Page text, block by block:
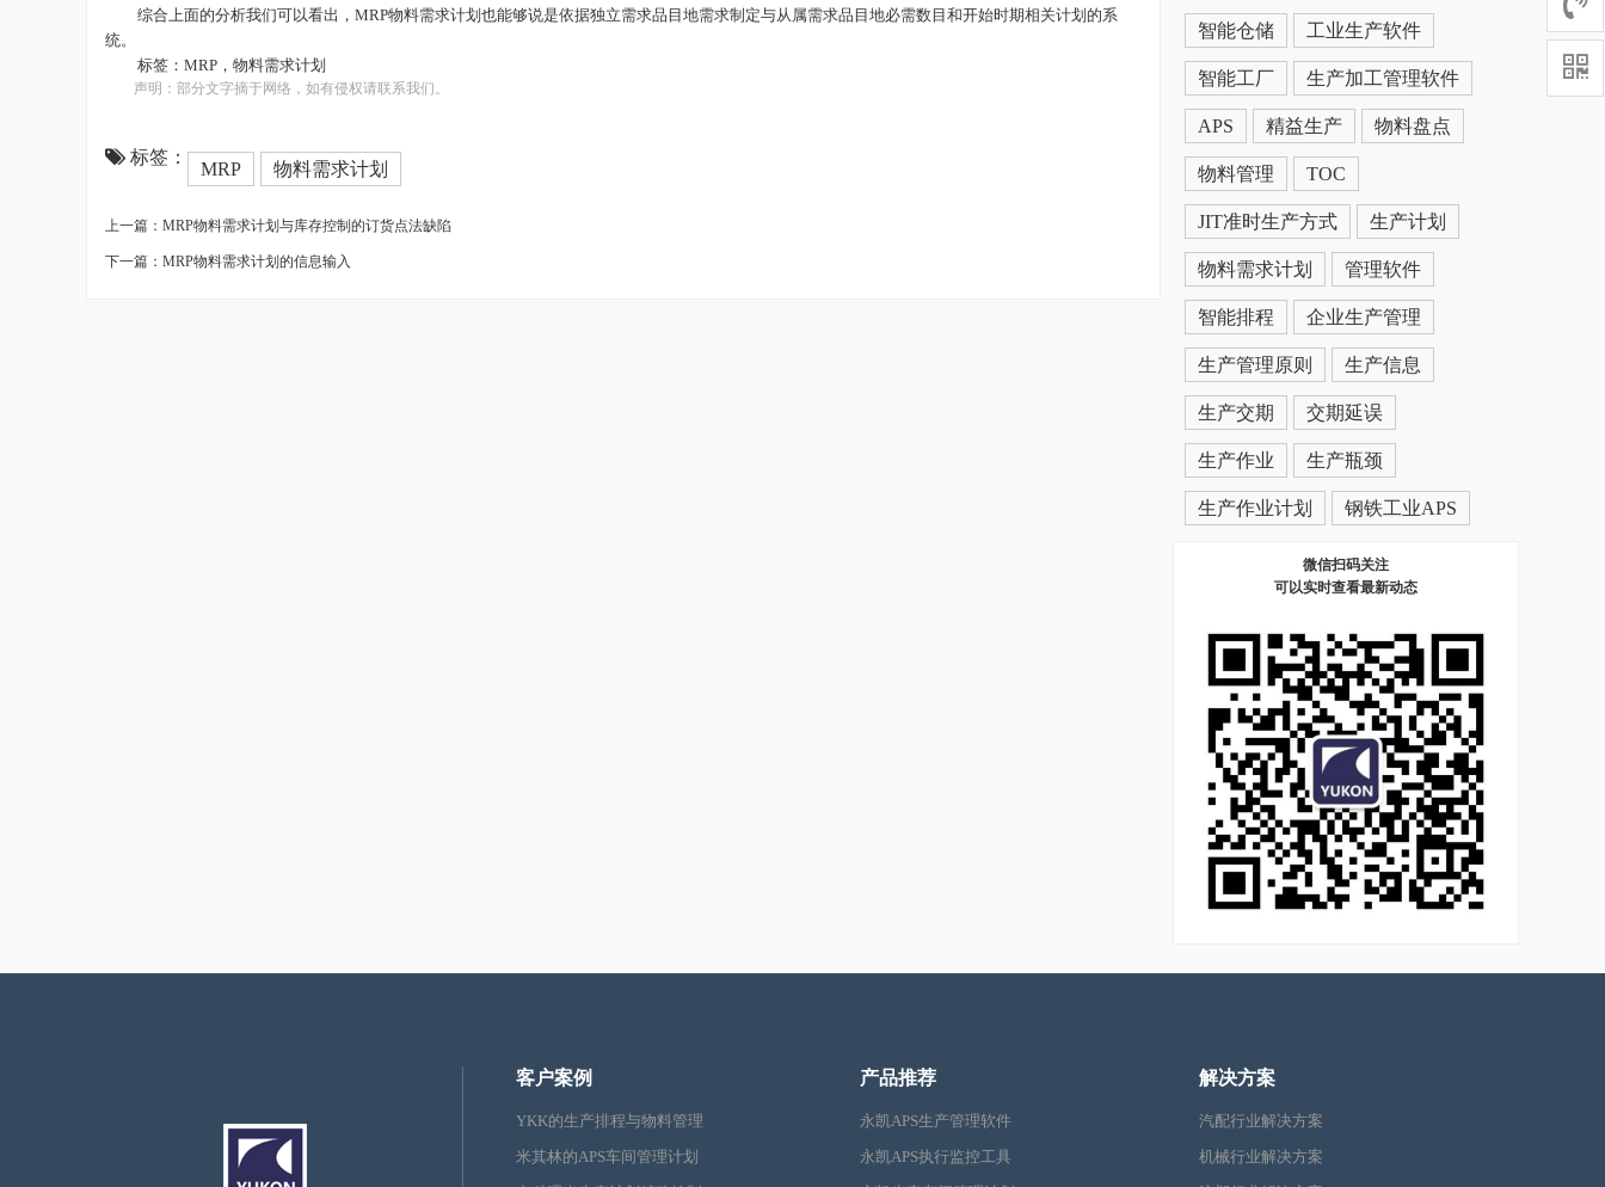
综合上面的分析我们可以看出， MRP物料需求计划也能够说是依据独立需求品目地需求制定与从属需求品目地必需数目和开始时期相关计划的系
统。
标签： MRP，物料需求计划
声明：部分文字摘于网络，如有侵权请联系我们。
标签：
MRP 物料需求计划
上一篇：MRP物料需求计划与库存控制的订货点法缺陷
下一篇：MRP物料需求计划的信息输入
智能仓储 工业生产软件
智能工厂 生产加工管理软件
APS 精益生产 物料盘点
物料管理 TOC
JIT准时生产方式 生产计划
物料需求计划 管理软件
智能排程 企业生产管理
生产管理原则 生产信息
生产交期 交期延误
生产作业 生产瓶颈
生产作业计划 钢铁工业APS
微信扫码关注
可以实时查看最新动态
客户案例
YKK的生产排程与物料管理
米其林的APS车间管理计划
产品推荐
永凯APS生产管理软件
永凯APS执行监控工具
解决方案
汽配行业解决方案
机械行业解决方案